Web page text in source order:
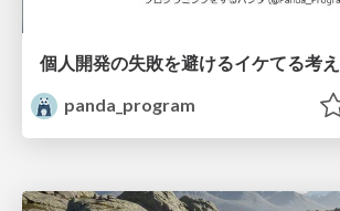
panda_program